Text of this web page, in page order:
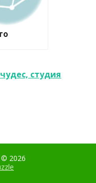
студия
© 2026